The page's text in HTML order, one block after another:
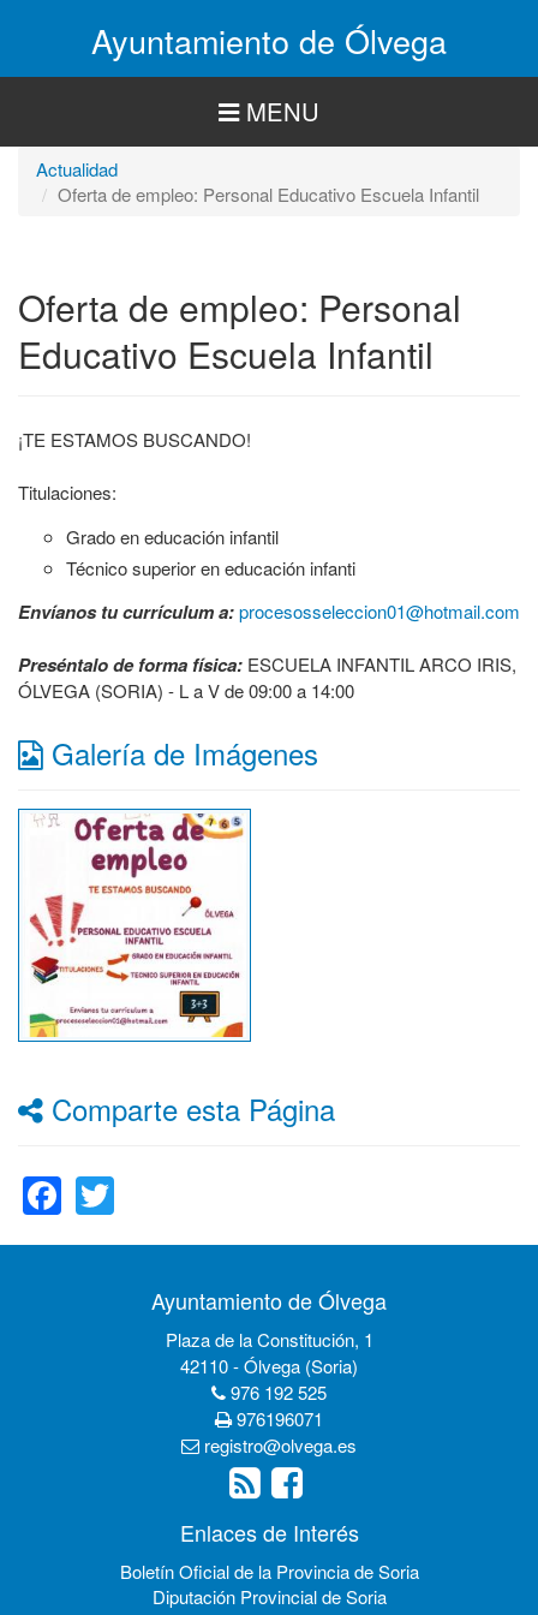
Ayuntamiento de Ólvega
MENU
Actualidad
Oferta de empleo: Personal Educativo Escuela Infantil
Oferta de empleo: Personal
Educativo Escuela Infantil
¡TE ESTAMOS BUSCANDO!
Titulaciones:
Grado en educación infantil
Técnico superior en educación infanti
Envíanos tu currículum a:procesosseleccion01@hotmail.com
Preséntalo de forma física: ESCUELA INFANTIL ARCO IRIS,
ÓLVEGA (SORIA) - L a V de 09:00 a 14:00
Galería de Imágenes
Comparte esta Página
Facebook
Ayuntamiento de Ólvega
Plaza de la Constitución, 1
42110 - Ólvega (Soria)
976 192 525
976196071
registro@olvega.es
Enlaces de Interés
Boletín Oficial de la Provincia de Soria
Diputación Provincial de Soria